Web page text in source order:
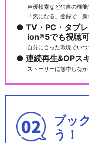
声優検索など独自の機
「気になる」登録で、
TV・PC・タブ
ion®5でも視聴
自分に合った環境でい
連続再生&OPス
ストーリーに熱中しな
ブッ
う！